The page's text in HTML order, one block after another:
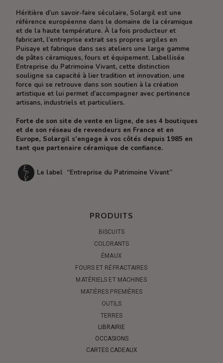
Héritière d’un savoir-faire séculaire, Solargil est une
référence européenne dans le domaine de la céramique
et de la haute température. À la fois producteur et
fabricant, l’entreprise extrait ses propres argiles en
Puisaye et fabrique dans ses ateliers une large gamme
de pâtes céramiques, fours et équipement. Labellisée
Entreprise du Patrimoine Vivant, cette distinction
souligne sa capacité à lier tradition et innovation, une
force qui se retrouve dans son soutien à la création
artistique et lui permet d’accompagner avec pertinence
artisans, industriels et particuliers.
Forte de son site de vente en ligne, de ses 4 boutiques
et de son réseau de revendeurs en France et en
Europe, Solargil s’engage à vos côtés depuis 1985 en
tant que partenaire céramique de confiance.
Le label “Entreprise du Patrimoine Vivant”
PRODUITS
BISCUITS
COLORANTS
ÉMAUX
FOURS ET RÉFRACTAIRES
MATÉRIELS ET MACHINES
MATIÈRES PREMIÈRES
OUTILS
TERRES
LIBRAIRIE
OCCASIONS
CARTES CADEAUX